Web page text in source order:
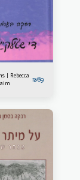
| Rebecca ₪89